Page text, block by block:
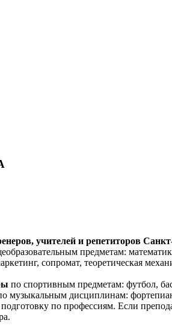
учителей и репетиторов
предметам:
сопромат, теоретическая
по спортивным предметам: футбол,
дисциплинам:
по профессиям. Если